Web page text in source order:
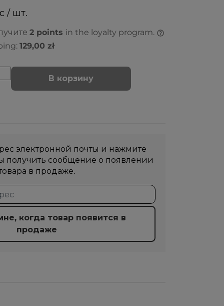
/ шт.
2 points in the loyalty program.
129,00 zł
В корзину
электронной почты и нажмите
получить сообщение о появлении
в продаже.
когда товар появится в
продаже